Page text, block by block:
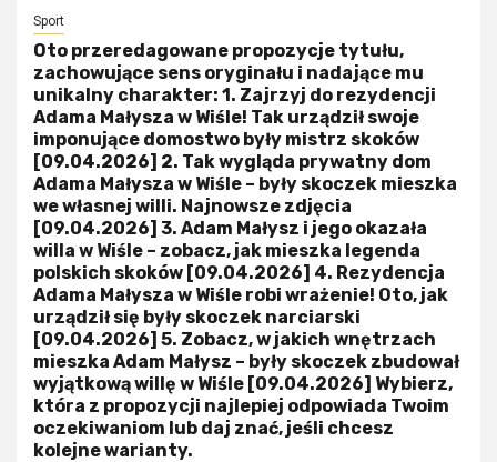
Sport
Oto przeredagowane propozycje tytułu,
zachowujące sens oryginału i nadające mu
unikalny charakter: 1. Zajrzyj do rezydencji
Adama Małysza w Wiśle! Tak urządził swoje
imponujące domostwo były mistrz skoków
[09.04.2026] 2. Tak wygląda prywatny dom
Adama Małysza w Wiśle – były skoczek mieszka
we własnej willi. Najnowsze zdjęcia
[09.04.2026] 3. Adam Małysz i jego okazała
willa w Wiśle – zobacz, jak mieszka legenda
polskich skoków [09.04.2026] 4. Rezydencja
Adama Małysza w Wiśle robi wrażenie! Oto, jak
urządził się były skoczek narciarski
[09.04.2026] 5. Zobacz, w jakich wnętrzach
mieszka Adam Małysz – były skoczek zbudował
wyjątkową willę w Wiśle [09.04.2026] Wybierz,
która z propozycji najlepiej odpowiada Twoim
oczekiwaniom lub daj znać, jeśli chcesz
kolejne warianty.